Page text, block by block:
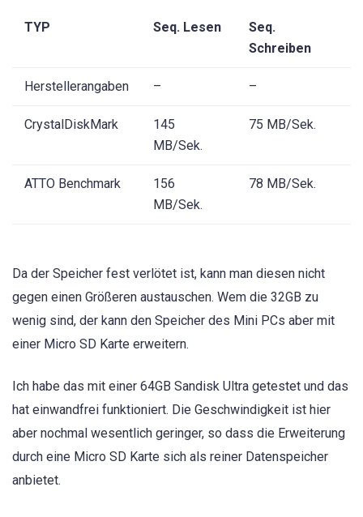
TYP Seq. Lesen
Seq.
Schreiben
Herstellerangaben – –
CrystalDiskMark
145
MB/Sek.
75 MB/Sek.
ATTO Benchmark
156
MB/Sek.
78 MB/Sek.
Da der Speicher fest verlötet ist, kann man diesen nicht
gegen einen Größeren austauschen. Wem die 32GB zu
wenig sind, der kann den Speicher des Mini PCs aber mit
einer Micro SD Karte erweitern.
Ich habe das mit einer 64GB Sandisk Ultra getestet und das
hat einwandfrei funktioniert. Die Geschwindigkeit ist hier
aber nochmal wesentlich geringer, so dass die Erweiterung
durch eine Micro SD Karte sich als reiner Datenspeicher
anbietet.